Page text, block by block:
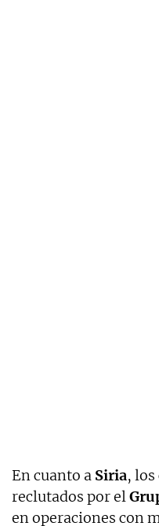
En cuanto a Siria,
reclutados por el
en operaciones con